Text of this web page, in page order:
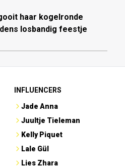
haar kogelronde
losbandig feestje
INFLUENCERS
Jade Anna
Juultje Tieleman
Kelly Piquet
Lale Gül
Lies Zhara